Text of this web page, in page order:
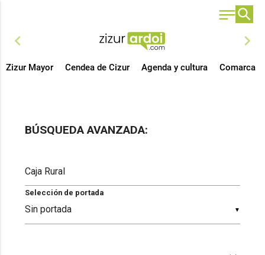
chevron_left chevron_right
Zizur Mayor Cendea de Cizur Agenda y cultura Comarca
BÚSQUEDA AVANZADA:
▼
Selección de portada